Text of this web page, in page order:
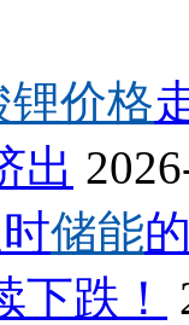
锂价格
出
储能
下跌！